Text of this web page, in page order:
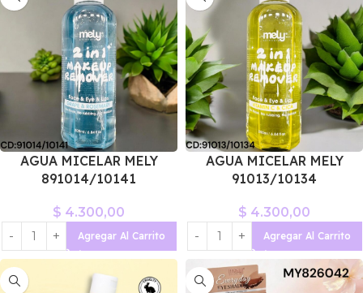
AGUA MICELAR MELY
891014/10141
$ 4.300,00
Agregar Al Carrito
AGUA MICELAR MELY
91013/10134
$ 4.300,00
Agregar Al Carrito